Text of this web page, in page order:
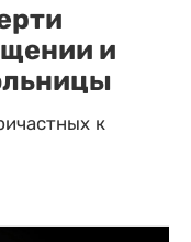
и
к